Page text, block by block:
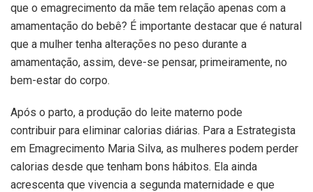
que o emagrecimento da mãe tem relação apenas com a
amamentação do bebê? É importante destacar que é natural
que a mulher tenha alterações no peso durante a
amamentação, assim, deve-se pensar, primeiramente, no
bem-estar do corpo.
Após o parto, a produção do leite materno pode
contribuir para eliminar calorias diárias. Para a Estrategista
em Emagrecimento Maria Silva, as mulheres podem perder
calorias desde que tenham bons hábitos. Ela ainda
acrescenta que vivencia a segunda maternidade e que